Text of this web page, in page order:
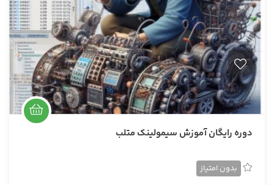
دوره رایگان آموزش سیمولینک متلب
بدون امتیاز